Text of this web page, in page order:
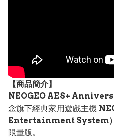
【商品簡介】
NEOGEO AES+
念旗下經典家用遊戲主機
Entertainment System）
限量版。